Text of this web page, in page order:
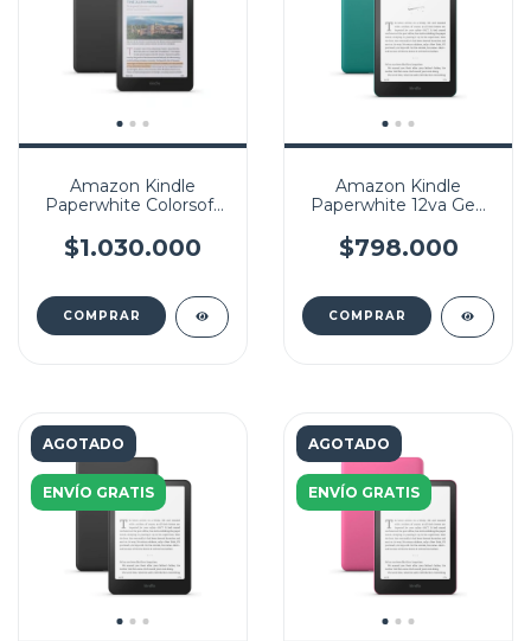
Amazon Kindle
Paperwhite Colorsoft
(Último modelo sin
anuncios)
$1.030.000
Amazon Kindle
Paperwhite 12va Gen
modelo)
$798.000
AGOTADO
ENVÍO GRATIS
AGOTADO
ENVÍO GRATIS